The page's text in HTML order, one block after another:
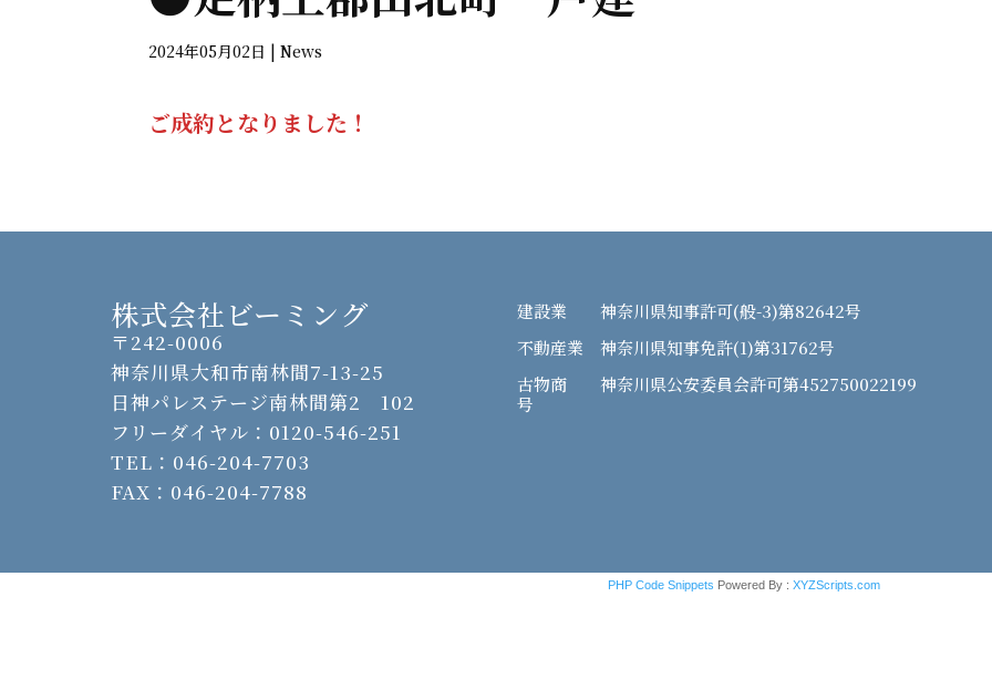
2024年05月02日 |News
ご成約となりました！
株式会社ビーミング
〒242-0006
神奈川県大和市南林間7-13-25
日神パレステージ南林間第2 102
フリーダイヤル：0120-546-251
TEL：046-204-7703
FAX：046-204-7788
建設業 神奈川県知事許可(般-3)第82642号
不動産業 神奈川県知事免許(1)第31762号
古物商 神奈川県公安委員会許可第452750022199
号
PHP Code Snippets Powered By : XYZScripts.com